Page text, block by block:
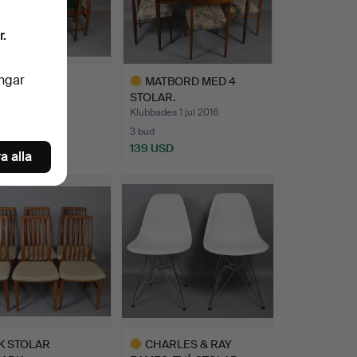
MATBORD MED 4
STOLAR.
Klubbades 1 jul 2016
3 bud
139 USD
föremål
STOLAR
CHARLES & RAY
alla